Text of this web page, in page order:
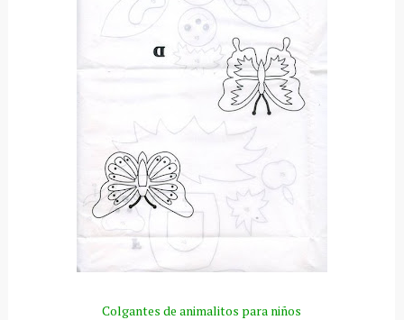
Colgantes de animalitos para niños